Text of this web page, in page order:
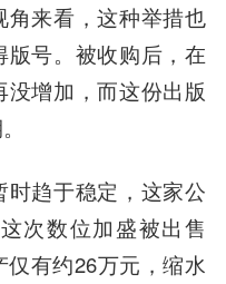
来看，这种举措也
号。被收购后，在
增加，而这份出版
趋于稳定，这家公
次数位加盛被出售
有约26万元，缩水